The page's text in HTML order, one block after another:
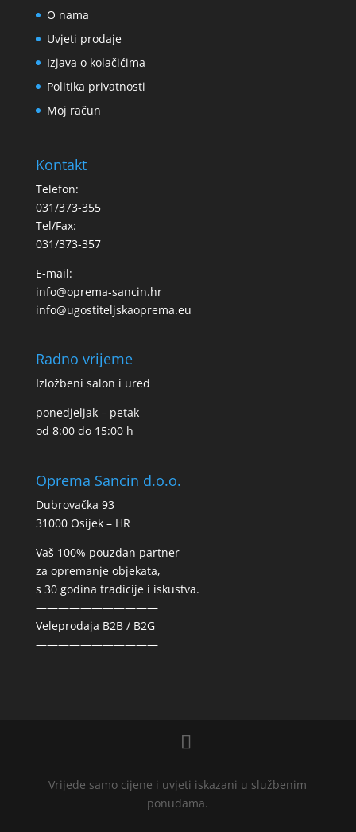
O nama
Uvjeti prodaje
Izjava o kolačićima
Politika privatnosti
Moj račun
Kontakt
Telefon:
031/373-355
Tel/Fax:
031/373-357
E-mail:
info@oprema-sancin.hr
info@ugostiteljskaoprema.eu
Radno vrijeme
Izložbeni salon i ured
ponedjeljak – petak
od 8:00 do 15:00 h
Oprema Sancin d.o.o.
Dubrovačka 93
31000 Osijek – HR
Vaš 100% pouzdan partner
za opremanje objekata,
s 30 godina tradicije i iskustva.
———————————
Veleprodaja B2B / B2G
———————————
Vrijede samo cijene i uvjeti iskazani u službenim
ponudama.